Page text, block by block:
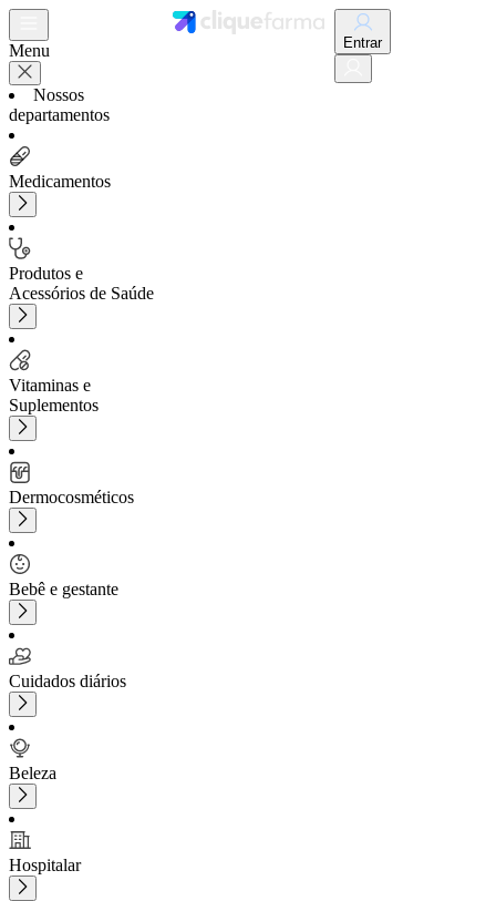
Menu
Nossos
departamentos
Medicamentos
Produtos e
Acessórios de Saúde
Vitaminas e
Suplementos
Dermocosméticos
Bebê e gestante
Cuidados diários
Beleza
Hospitalar
Entrar